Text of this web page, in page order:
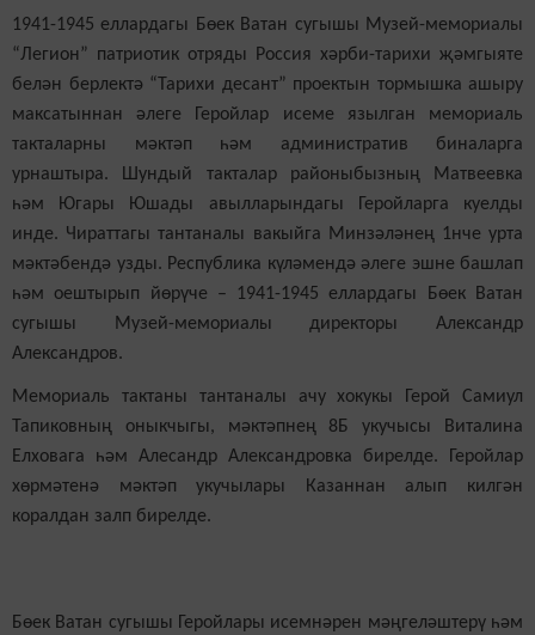
1941-1945 еллардагы Бөек Ватан сугышы Музей-мемориалы
“Легион” патриотик отряды Россия хәрби-тарихи җәмгыяте
белән берлектә “Тарихи десант” проектын тормышка ашыру
максатыннан әлеге Геройлар исеме язылган мемориаль
такталарны мәктәп һәм административ биналарга
урнаштыра. Шундый такталар районыбызның Матвеевка
һәм Югары Юшады авылларындагы Геройларга куелды
инде. Чираттагы тантаналы вакыйга Минзәләнең 1нче урта
мәктәбендә узды. Республика күләмендә әлеге эшне башлап
һәм оештырып йөрүче – 1941-1945 еллардагы Бөек Ватан
сугышы Музей-мемориалы директоры Александр
Александров.
Мемориаль тактаны тантаналы ачу хокукы Герой Самиул
Тапиковның оныкчыгы, мәктәпнең 8Б укучысы Виталина
Елховага һәм Алесандр Александровка бирелде. Геройлар
хөрмәтенә мәктәп укучылары Казаннан алып килгән
коралдан залп бирелде.
Бөек Ватан сугышы Геройлары исемнәрен мәңгеләштерү һәм